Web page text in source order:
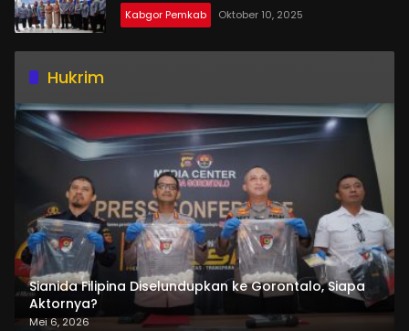
Kabgor Pemkab Oktober 10, 2025
Hukrim
Sianida Filipina Diselundupkan ke Gorontalo, Siapa
Aktornya?
Mei 6, 2026